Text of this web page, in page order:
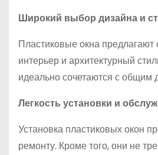
Широкий выбор дизайна и
Пластиковые окна
интерьер и архитектурный
идеально сочетаются с общим
Легкость установки и
Установка пластиковых окон
ремонту. Кроме того, они не